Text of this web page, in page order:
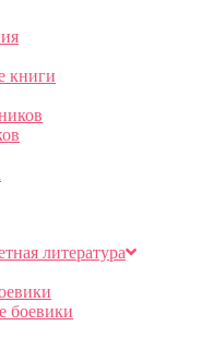
книги
литература
боевики